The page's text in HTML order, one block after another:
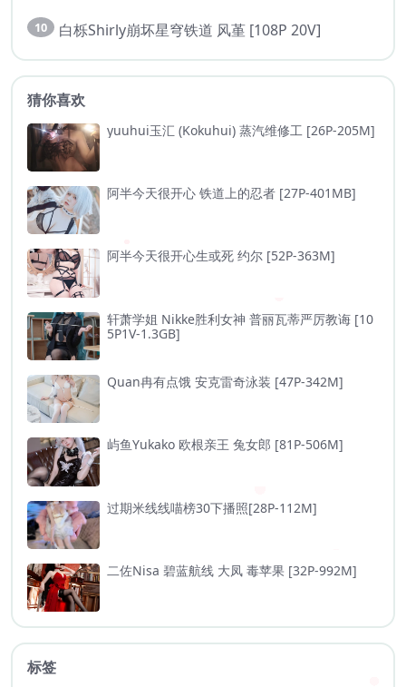
10 白栎Shirly崩坏星穹铁道 风堇 [108P 20V]
猜你喜欢
yuuhui玉汇 (Kokuhui) 蒸汽维修工 [26P-205M]
阿半今天很开心 铁道上的忍者 [27P-401MB]
阿半今天很开心生或死 约尔 [52P-363M]
轩萧学姐 Nikke胜利女神 普丽瓦蒂严厉教诲 [10
5P1V-1.3GB]
Quan冉有点饿 安克雷奇泳装 [47P-342M]
屿鱼Yukako 欧根亲王 兔女郎 [81P-506M]
过期米线线喵榜30下播照[28P-112M]
二佐Nisa 碧蓝航线 大凤 毒苹果 [32P-992M]
标签